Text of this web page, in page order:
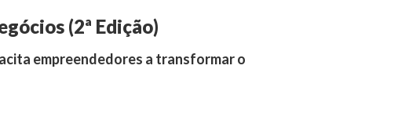
(2ª Edição)
empreendedores a transformar o